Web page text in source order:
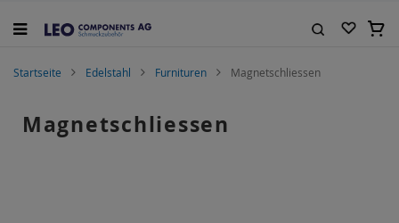
Inhalt
Startseite Edelstahl Furnituren Magnetschliessen
Magnetschliessen